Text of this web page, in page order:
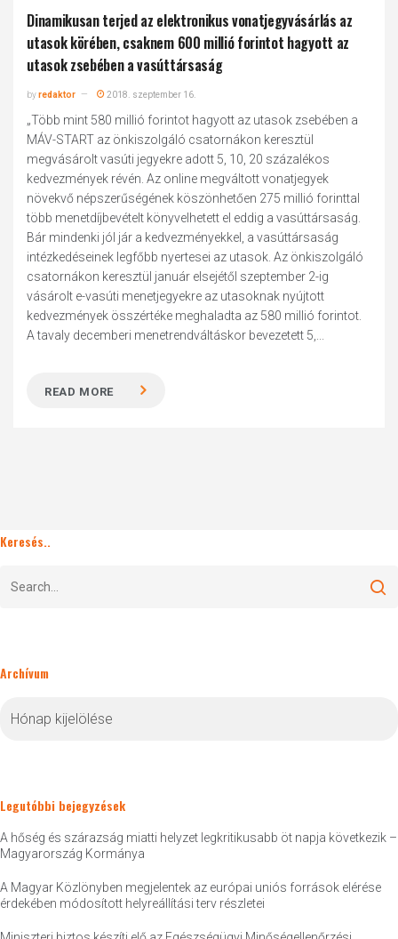
Dinamikusan terjed az elektronikus vonatjegyvásárlás az
utasok körében, csaknem 600 millió forintot hagyott az
utasok zsebében a vasúttársaság
byredaktor 2018. szeptember 16.
„Több mint 580 millió forintot hagyott az utasok zsebében a
MÁV-START az önkiszolgáló csatornákon keresztül
megvásárolt vasúti jegyekre adott 5, 10, 20 százalékos
kedvezmények révén. Az online megváltott vonatjegyek
növekvő népszerűségének köszönhetően 275 millió forinttal
több menetdíjbevételt könyvelhetett el eddig a vasúttársaság.
Bár mindenki jól jár a kedvezményekkel, a vasúttársaság
intézkedéseinek legfőbb nyertesei az utasok. Az önkiszolgáló
csatornákon keresztül január elsejétől szeptember 2-ig
vásárolt e-vasúti menetjegyekre az utasoknak nyújtott
kedvezmények összértéke meghaladta az 580 millió forintot.
A tavaly decemberi menetrendváltáskor bevezetett 5,...
READ MORE
Keresés..
Archívum
Legutóbbi bejegyzések
A hőség és szárazság miatti helyzet legkritikusabb öt napja következik –
Magyarország Kormánya
A Magyar Közlönyben megjelentek az európai uniós források elérése
érdekében módosított helyreállítási terv részletei